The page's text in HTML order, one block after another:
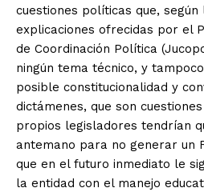
cuestiones políticas que,
explicaciones ofrecidas por el
de Coordinación Política
ningún tema técnico, y
posible constitucionalidad y
dictámenes, que son
propios legisladores tendrían
antemano para no generar un
que en el futuro inmediato le
la entidad con el manejo